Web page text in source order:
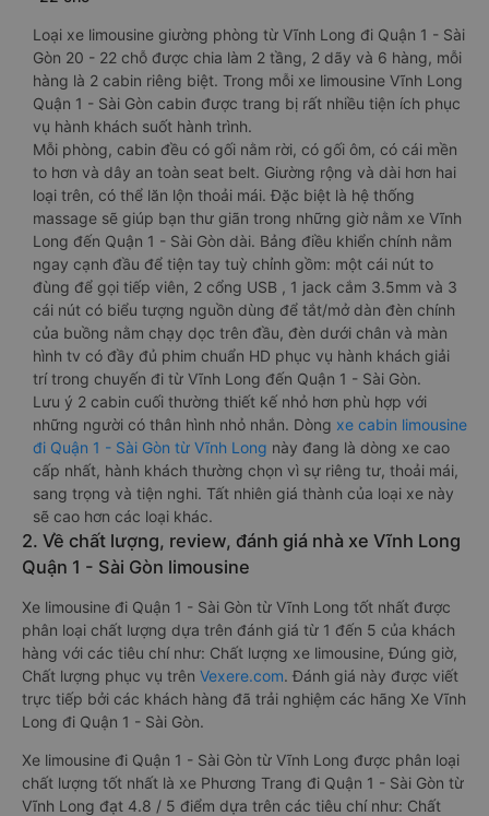
Loại xe limousine giường phòng từ Vĩnh Long đi Quận 1 - Sài
Gòn 20 - 22 chỗ được chia làm 2 tầng, 2 dãy và 6 hàng, mỗi
hàng là 2 cabin riêng biệt. Trong mỗi xe limousine Vĩnh Long
Quận 1 - Sài Gòn cabin được trang bị rất nhiều tiện ích phục
vụ hành khách suốt hành trình.
Mỗi phòng, cabin đều có gối nằm rời, có gối ôm, có cái mền
to hơn và dây an toàn seat belt. Giường rộng và dài hơn hai
loại trên, có thể lăn lộn thoải mái. Đặc biệt là hệ thống
massage sẽ giúp bạn thư giãn trong những giờ nằm xe Vĩnh
Long đến Quận 1 - Sài Gòn dài. Bảng điều khiển chính nằm
ngay cạnh đầu để tiện tay tuỳ chỉnh gồm: một cái nút to
đùng để gọi tiếp viên, 2 cổng USB , 1 jack cắm 3.5mm và 3
cái nút có biểu tượng nguồn dùng để tắt/mở dàn đèn chính
của buồng nằm chạy dọc trên đầu, đèn dưới chân và màn
hình tv có đầy đủ phim chuẩn HD phục vụ hành khách giải
trí trong chuyến đi từ Vĩnh Long đến Quận 1 - Sài Gòn.
Lưu ý 2 cabin cuối thường thiết kế nhỏ hơn phù hợp với
những người có thân hình nhỏ nhắn. Dòng xe cabin limousine
đi Quận 1 - Sài Gòn từ Vĩnh Long này đang là dòng xe cao
cấp nhất, hành khách thường chọn vì sự riêng tư, thoải mái,
sang trọng và tiện nghi. Tất nhiên giá thành của loại xe này
sẽ cao hơn các loại khác.
2. Về chất lượng, review, đánh giá nhà xe Vĩnh Long
Quận 1 - Sài Gòn limousine
Xe limousine đi Quận 1 - Sài Gòn từ Vĩnh Long tốt nhất được
phân loại chất lượng dựa trên đánh giá từ 1 đến 5 của khách
hàng với các tiêu chí như: Chất lượng xe limousine, Đúng giờ,
Chất lượng phục vụ trên Vexere.com. Đánh giá này được viết
trực tiếp bởi các khách hàng đã trải nghiệm các hãng Xe Vĩnh
Long đi Quận 1 - Sài Gòn.
Xe limousine đi Quận 1 - Sài Gòn từ Vĩnh Long được phân loại
chất lượng tốt nhất là xe Phương Trang đi Quận 1 - Sài Gòn từ
Vĩnh Long đạt 4.8 / 5 điểm dựa trên các tiêu chí như: Chất